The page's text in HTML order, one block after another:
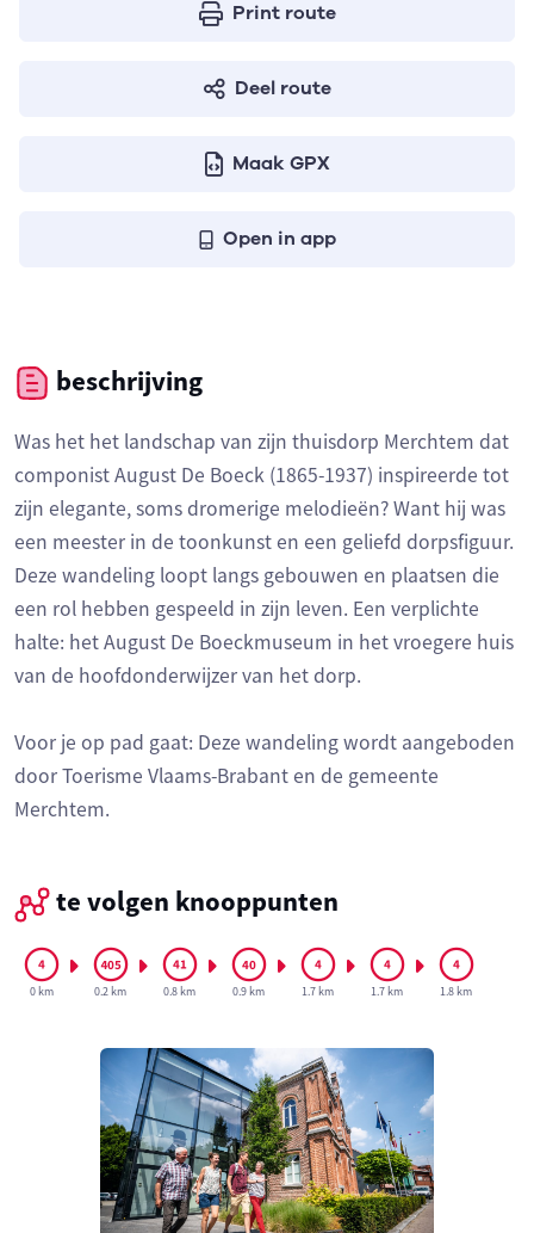
Print route
Deel route
Maak GPX
Open in app
beschrijving
Was het het landschap van zijn thuisdorp Merchtem dat
componist August De Boeck (1865-1937) inspireerde tot
zijn elegante, soms dromerige melodieën? Want hij was
een meester in de toonkunst en een geliefd dorpsfiguur.
Deze wandeling loopt langs gebouwen en plaatsen die
een rol hebben gespeeld in zijn leven. Een verplichte
halte: het August De Boeckmuseum in het vroegere huis
van de hoofdonderwijzer van het dorp.
Voor je op pad gaat: Deze wandeling wordt aangeboden
door Toerisme Vlaams-Brabant en de gemeente
Merchtem.
te volgen knooppunten
0 km 0.2 km 0.8 km 0.9 km 1.7 km 1.7 km 1.8 km